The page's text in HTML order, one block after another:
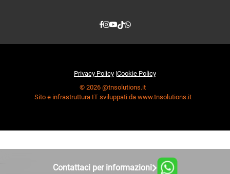
Privacy Policy |Cookie Policy
© 2026 @tnsolutions.it
Sito e infrastruttura IT sviluppati da www.tnsolutions.it
Contattaci per informazioni